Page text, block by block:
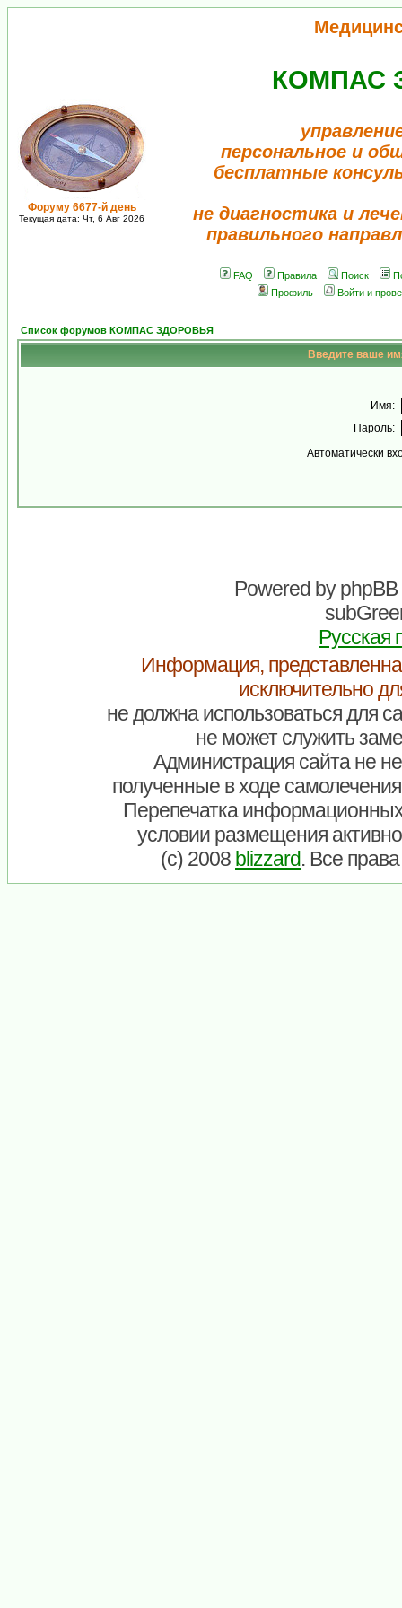
Форуму 6677-й день
Текущая дата: Чт, 6 Авг 2026
КОМПАС
персональное и
бесплатные
не диагностика и
правильного
FAQ Правила Поиск
Профиль
Войти и
Список форумов КОМПАС ЗДОРОВЬЯ
Введите ваше
Имя:
Пароль:
Автоматически
Powered byphpBB
Русская
Информация,
исключительно
не должна использоваться для
не может служить
Администрация сайта не
полученные в ходе
Перепечатка
условии размещения
(c) 2008 blizzard. Все